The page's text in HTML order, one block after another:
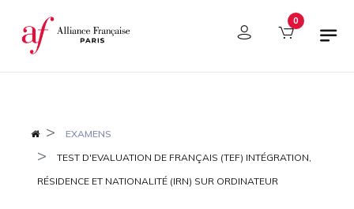
Panneau de gestion des cookies 0
EXAMENS
TEST D'EVALUATION DE FRANÇAIS (TEF) INTÉGRATION,
RÉSIDENCE ET NATIONALITÉ (IRN) SUR ORDINATEUR